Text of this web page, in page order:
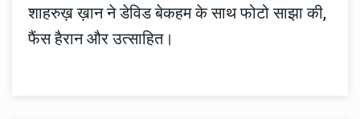
शाहरुख़ ख़ान ने डेविड बेकहम के साथ फोटो साझा की,
फैंस हैरान और उत्साहित।